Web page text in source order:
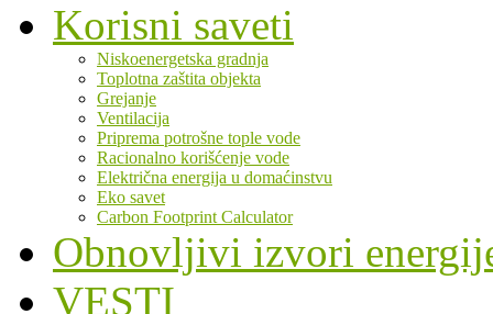
Korisni saveti
Niskoenergetska gradnja
Toplotna zaštita objekta
Grejanje
Ventilacija
Priprema potrošne tople vode
Racionalno korišćenje vode
Električna energija u domaćinstvu
Eko savet
Carbon Footprint Calculator
Obnovljivi izvori
VESTI